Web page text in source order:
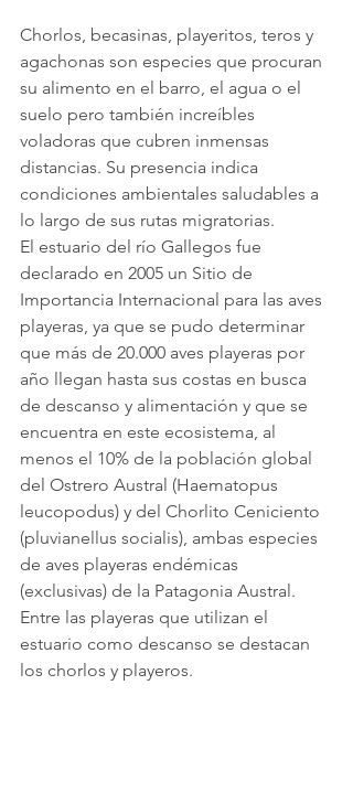
Chorlos, becasinas, playeritos, teros y
agachonas son especies que procuran
su alimento en el barro, el agua o el
suelo pero también increíbles
voladoras que cubren inmensas
distancias. Su presencia indica
condiciones ambientales saludables a
lo largo de sus rutas migratorias.
El estuario del río Gallegos fue
declarado en 2005 un Sitio de
Importancia Internacional para las aves
playeras, ya que se pudo determinar
que más de 20.000 aves playeras por
año llegan hasta sus costas en busca
de descanso y alimentación y que se
encuentra en este ecosistema, al
menos el 10% de la población global
del Ostrero Austral (Haematopus
leucopodus) y del Chorlito Ceniciento
(pluvianellus socialis), ambas especies
de aves playeras endémicas
(exclusivas) de la Patagonia Austral.
Entre las playeras que utilizan el
estuario como descanso se destacan
los chorlos y playeros.